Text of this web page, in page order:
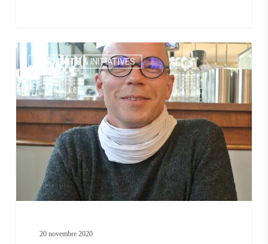
David
Jullien
PORTRAITS & INITIATIVES
20 novembre 2020